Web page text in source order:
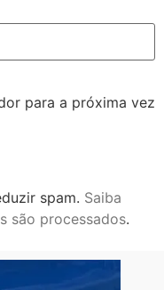
para a próxima vez
spam. Saiba
são processados.